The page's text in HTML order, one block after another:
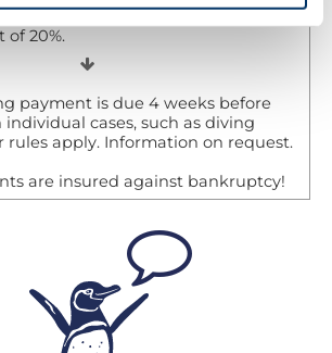
of 20%.
payment is due 4 weeks before
cases, such as diving
rules apply. Information on request.
are insured against bankruptcy!